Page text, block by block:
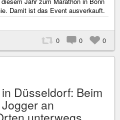
Damit ist das Event ausverkauft.
0 0 0
Düsseldorf: Beim
an